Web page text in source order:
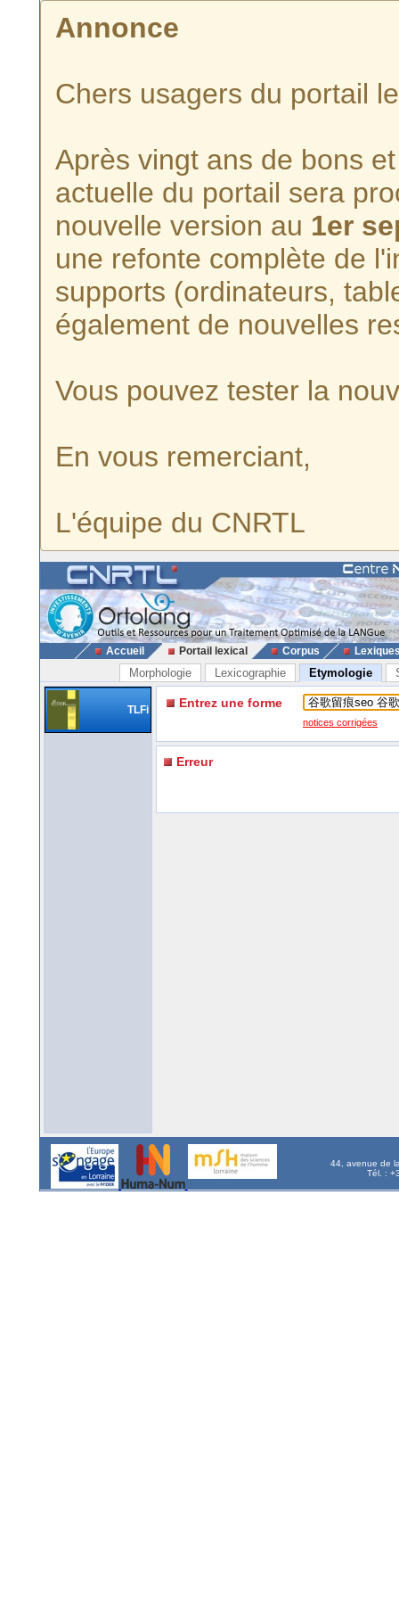
Annonce
Chers usagers du portail
Après vingt ans de bons
actuelle du portail sera
nouvelle version au 1er
une refonte complète de
supports (ordinateurs,
également de nouvelles
Vous pouvez tester la
En vous remerciant,
L'équipe du CNRTL
Accueil Portail lexical Corpus
Morphologie Lexicographie Etymologie
TLFi Entrez une forme
notices corrigées
Erreur
44, avenue de
Tél. :